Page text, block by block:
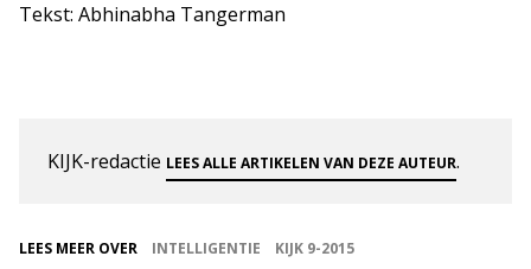
Tekst: Abhinabha Tangerman
KIJK-redactie LEES ALLE ARTIKELEN VAN DEZE AUTEUR.
LEES MEER OVER INTELLIGENTIE
KIJK 9-2015